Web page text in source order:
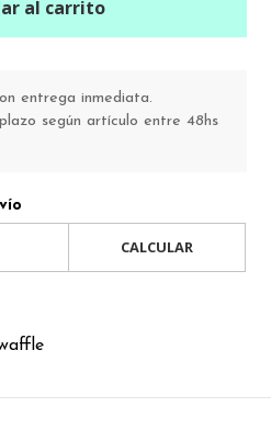
al carrito
entrega inmediata.
según artículo entre 48hs
CALCULAR